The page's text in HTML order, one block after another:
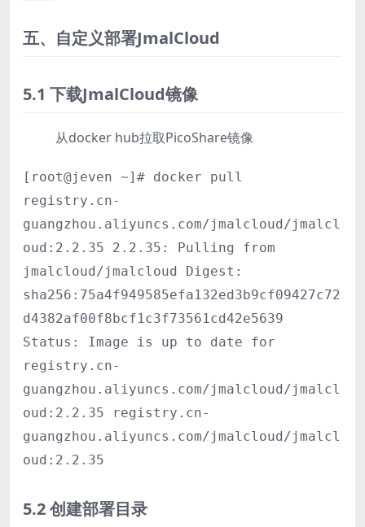
五、自定义部署JmalCloud
5.1 下载JmalCloud镜像
从docker hub拉取PicoShare镜像
[root@jeven ~]# docker pull
registry.cn-
guangzhou.aliyuncs.com/jmalcloud/jmalcl
oud:2.2.35 2.2.35: Pulling from
jmalcloud/jmalcloud Digest:
sha256:75a4f949585efa132ed3b9cf09427c72
d4382af00f8bcf1c3f73561cd42e5639
Status: Image is up to date for
registry.cn-
guangzhou.aliyuncs.com/jmalcloud/jmalcl
oud:2.2.35 registry.cn-
guangzhou.aliyuncs.com/jmalcloud/jmalcl
oud:2.2.35
5.2 创建部署目录